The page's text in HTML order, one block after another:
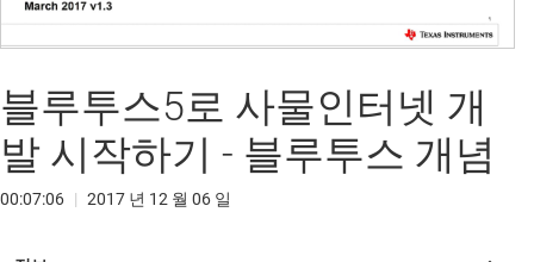
Video
블루투스5로 사물인터넷 개
발 시작하기 - 블루투스 개념
00:07:06 | 2017 년 12 월 06 일